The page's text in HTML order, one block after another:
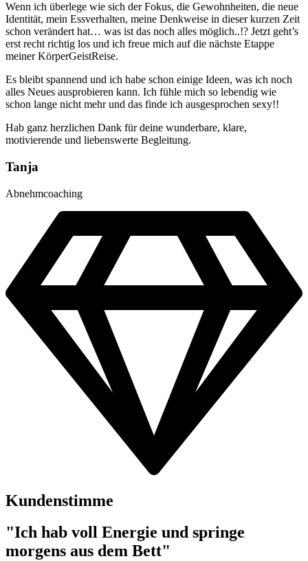
Wenn ich überlege wie sich der Fokus, die Gewohnheiten, die neue
Identität, mein Essverhalten, meine Denkweise in dieser kurzen Zeit
schon verändert hat… was ist das noch alles möglich..!? Jetzt geht’s
erst recht richtig los und ich freue mich auf die nächste Etappe
meiner KörperGeistReise.
Es bleibt spannend und ich habe schon einige Ideen, was ich noch
alles Neues ausprobieren kann. Ich fühle mich so lebendig wie
schon lange nicht mehr und das finde ich ausgesprochen sexy!!
Hab ganz herzlichen Dank für deine wunderbare, klare,
motivierende und liebenswerte Begleitung.
Tanja
Abnehmcoaching
Kundenstimme
"Ich hab voll Energie und springe
morgens aus dem Bett"